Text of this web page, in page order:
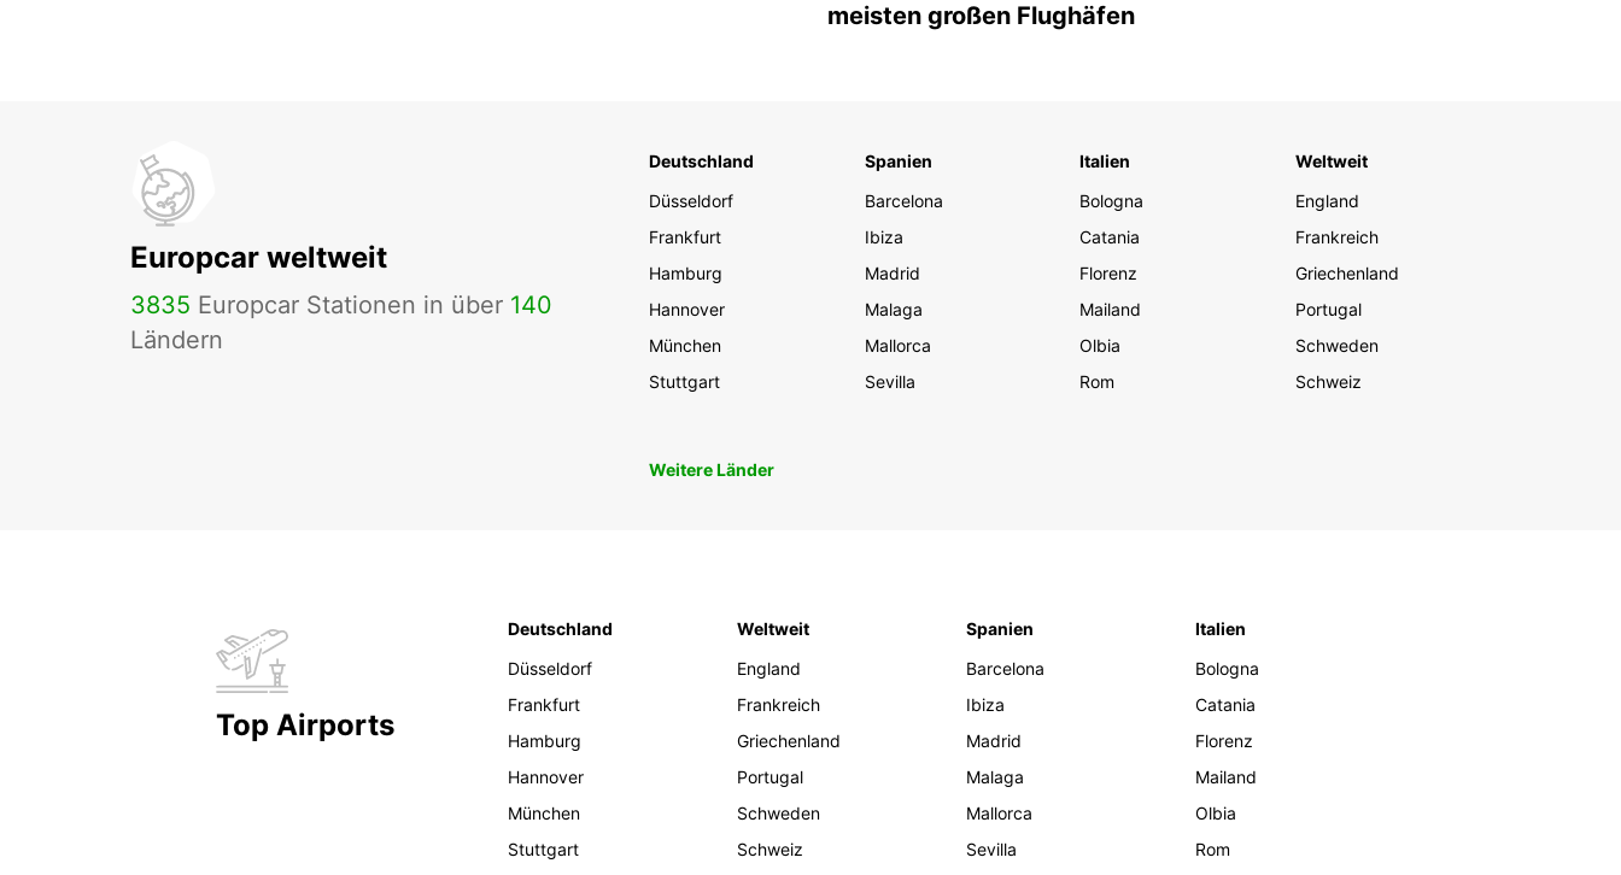
meisten großen Flughäfen
Europcar weltweit
3835 Europcar Stationen in über 140
Ländern
Deutschland
Düsseldorf
Frankfurt
Hamburg
Hannover
München
Stuttgart
Spanien
Barcelona
Ibiza
Madrid
Malaga
Mallorca
Sevilla
Italien
Bologna
Catania
Florenz
Mailand
Olbia
Rom
Weltweit
England
Frankreich
Griechenland
Portugal
Schweden
Schweiz
Weitere Länder
Top Airports
Deutschland
Düsseldorf
Frankfurt
Hamburg
Hannover
München
Stuttgart
Weltweit
England
Frankreich
Griechenland
Portugal
Schweden
Schweiz
Spanien
Barcelona
Ibiza
Madrid
Malaga
Mallorca
Sevilla
Italien
Bologna
Catania
Florenz
Mailand
Olbia
Rom